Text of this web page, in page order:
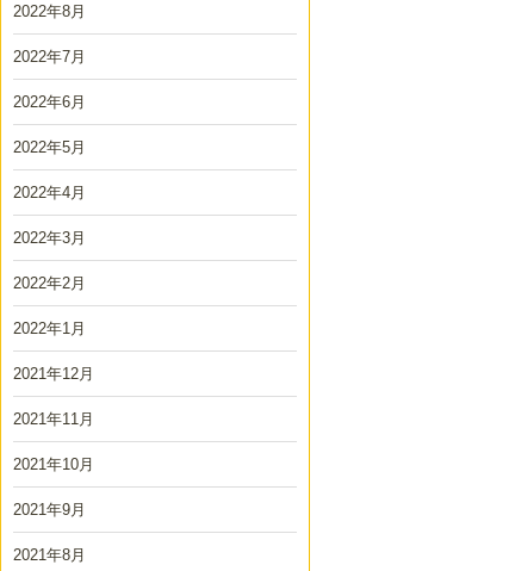
2022年8月
2022年7月
2022年6月
2022年5月
2022年4月
2022年3月
2022年2月
2022年1月
2021年12月
2021年11月
2021年10月
2021年9月
2021年8月